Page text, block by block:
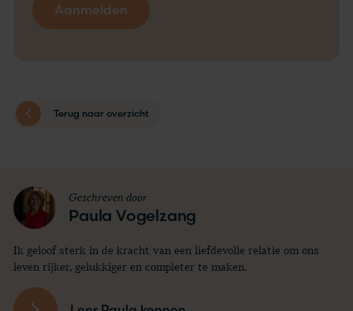
Terug naar overzicht
Geschreven door
Paula Vogelzang
Ik geloof sterk in de kracht van een liefdevolle relatie om ons
leven rijker, gelukkiger en completer te maken.